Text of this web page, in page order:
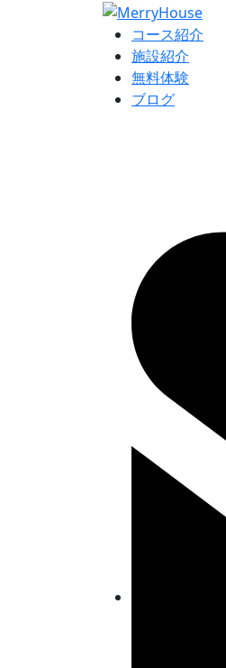
コース紹介
施設紹介
無料体験
ブログ